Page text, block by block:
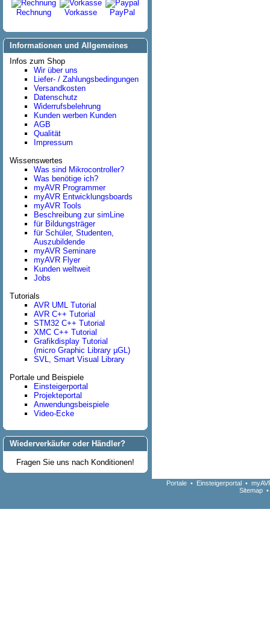
Rechnung Vorkasse PayPal
Informationen und Allgemeines
Infos zum Shop
Wir über uns
Liefer- / Zahlungsbedingungen
Versandkosten
Datenschutz
Widerrufsbelehrung
Kunden werben Kunden
AGB
Qualität
Impressum
Wissenswertes
Was sind Mikrocontroller?
Was benötige ich?
myAVR Programmer
myAVR Entwicklungsboards
myAVR Tools
Beschreibung zur simLine
für Bildungsträger
für Schüler, Studenten,
Auszubildende
myAVR Seminare
myAVR Flyer
Kunden weltweit
Jobs
Tutorials
AVR UML Tutorial
AVR C++ Tutorial
STM32 C++ Tutorial
XMC C++ Tutorial
Grafikdisplay Tutorial
(micro Graphic Library µGL)
SVL, Smart Visual Library
Portale und Beispiele
Einsteigerportal
Projekteportal
Anwendungsbeispiele
Video-Ecke
Wiederverkäufer oder Händler?
Fragen Sie uns nach Konditionen!
Portale • Einsteigerportal •
Sitemap